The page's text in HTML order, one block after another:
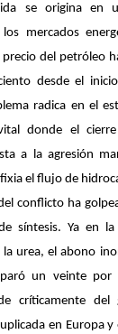
se origina en
mercados
del petróleo
desde el
radica en el
donde el
a la agresión
el flujo de
conflicto ha
síntesis. Ya en
urea, el abono
un veinte por
críticamente
en Europa